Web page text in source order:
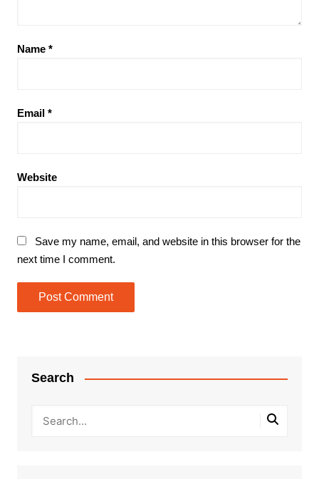
Name *
Email *
Website
Save my name, email, and website in this browser for the
next time I comment.
Search